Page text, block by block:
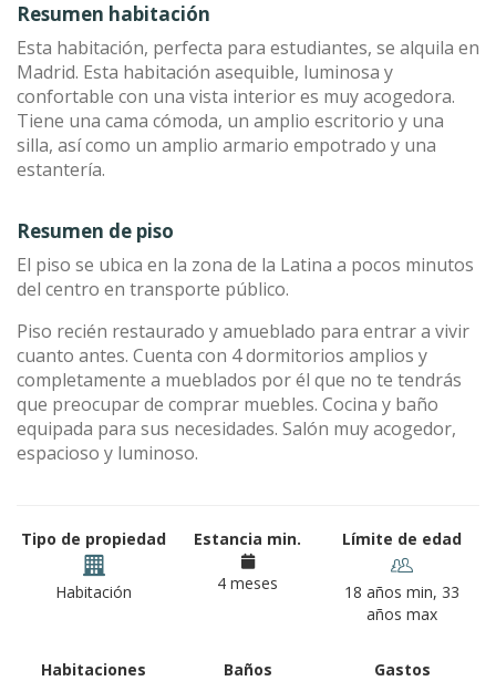
Resumen habitación
Esta habitación, perfecta para estudiantes, se alquila en
Madrid. Esta habitación asequible, luminosa y
confortable con una vista interior es muy acogedora.
Tiene una cama cómoda, un amplio escritorio y una
silla, así como un amplio armario empotrado y una
estantería.
Resumen de piso
El piso se ubica en la zona de la Latina a pocos minutos
del centro en transporte público.
Piso recién restaurado y amueblado para entrar a vivir
cuanto antes. Cuenta con 4 dormitorios amplios y
completamente a mueblados por él que no te tendrás
que preocupar de comprar muebles. Cocina y baño
equipada para sus necesidades. Salón muy acogedor,
espacioso y luminoso.
Tipo de propiedad
Habitación
Estancia min.
4 meses
Límite de edad
18 años min, 33
años max
Habitaciones Baños Gastos